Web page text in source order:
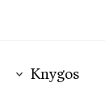
Knygos